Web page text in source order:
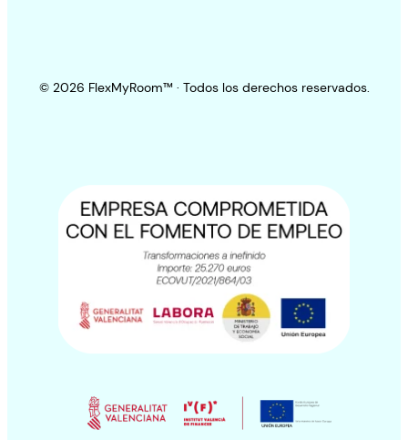
© 2026 FlexMyRoom™ · Todos los derechos reservados.